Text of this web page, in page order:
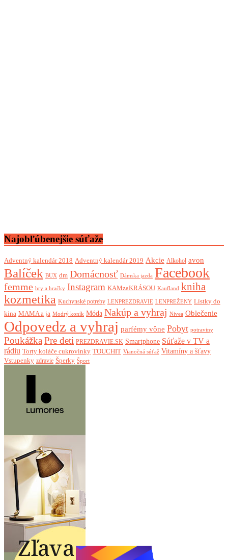
Najobľúbenejšie súťaže
Adventný kalendár 2018 Adventný kalendár 2019 Akcie Alkohol avon
Balíček BUX dm Domácnosť Dámska jazda Facebook
femme hry a hračky Instagram KAMzaKRÁSOU Kaufland kniha
kozmetika Kuchynské potreby LENPREZDRAVIE LENPREŽENY Lístky do
kina MAMA a ja Modrý koník Móda Nakúp a vyhraj Nivea Oblečenie
Odpovedz a vyhraj parfémy vône Pobyt potraviny
Poukážka Pre deti PREZDRAVIE.SK Smartphone Súťaže v TV a
rádiu Torty koláče cukrovinky TOUCHIT Vianočná súťaž Vitamíny a šťavy
Vstupenky zdravie Šperky Šport